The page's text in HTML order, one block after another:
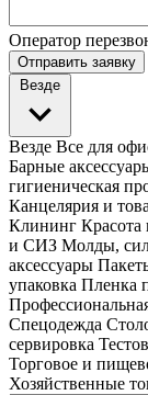
Оператор
Отправить заявку
Везде
Везде Все для
Барные
гигиеническая
Канцелярия и
Клининг Красота
и СИЗ Молды,
аксессуары
упаковка Пленка
Спецодежда
сервировка
Торговое и
Хозяйственные